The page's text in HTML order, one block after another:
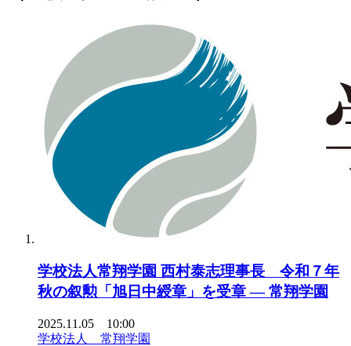
学校法人常翔学園 西村泰志理事長 令和７年
秋の叙勲「旭日中綬章」を受章 — 常翔学園
2025.11.05 10:00
学校法人 常翔学園